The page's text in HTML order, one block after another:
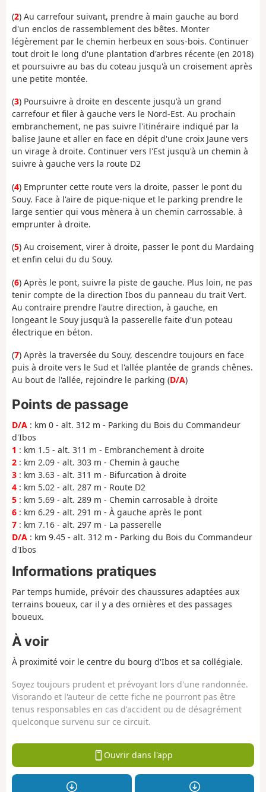
(2) Au carrefour suivant, prendre à main gauche au bord
d'un enclos de rassemblement des bêtes. Monter
légèrement par le chemin herbeux en sous-bois. Continuer
tout droit le long d'une plantation d'arbres récente (en 2018)
et poursuivre au bas du coteau jusqu'à un croisement après
une petite montée.
(3) Poursuivre à droite en descente jusqu'à un grand
carrefour et filer à gauche vers le Nord-Est. Au prochain
embranchement, ne pas suivre l'itinéraire indiqué par la
balise Jaune et aller en face en dépit d'une croix Jaune vers
un virage à droite. Continuer vers l'Est jusqu'à un chemin à
suivre à gauche vers la route D2
(4) Emprunter cette route vers la droite, passer le pont du
Souy. Face à l'aire de pique-nique et le parking prendre le
large sentier qui vous mènera à un chemin carrossable. à
emprunter à droite.
(5) Au croisement, virer à droite, passer le pont du Mardaing
et enfin celui du du Souy.
(6) Après le pont, suivre la piste de gauche. Plus loin, ne pas
tenir compte de la direction Ibos du panneau du trait Vert.
Au contraire prendre l'autre direction, à gauche, en
longeant le Souy jusqu'à la passerelle faite d'un poteau
électrique en béton.
(7) Après la traversée du Souy, descendre toujours en face
puis à droite vers le Sud et l'allée plantée de grands chênes.
Au bout de l'allée, rejoindre le parking (D/A)
Points de passage
D/A : km 0 - alt. 312 m - Parking du Bois du Commandeur
d'Ibos
1 : km 1.5 - alt. 311 m - Embranchement à droite
2 : km 2.09 - alt. 303 m - Chemin à gauche
3 : km 3.63 - alt. 311 m - Bifurcation à droite
4 : km 5.02 - alt. 287 m - Route D2
5 : km 5.69 - alt. 289 m - Chemin carrosable à droite
6 : km 6.29 - alt. 291 m - À gauche après le pont
7 : km 7.16 - alt. 297 m - La passerelle
D/A : km 9.45 - alt. 312 m - Parking du Bois du Commandeur
d'Ibos
Informations pratiques
Par temps humide, prévoir des chaussures adaptées aux
terrains boueux, car il y a des ornières et des passages
boueux.
À voir
À proximité voir le centre du bourg d'Ibos et sa collégiale.
Soyez toujours prudent et prévoyant lors d'une randonnée.
Visorando et l'auteur de cette fiche ne pourront pas être
tenus responsables en cas d'accident ou de désagrément
quelconque survenu sur ce circuit.
Ouvrir dans l'app